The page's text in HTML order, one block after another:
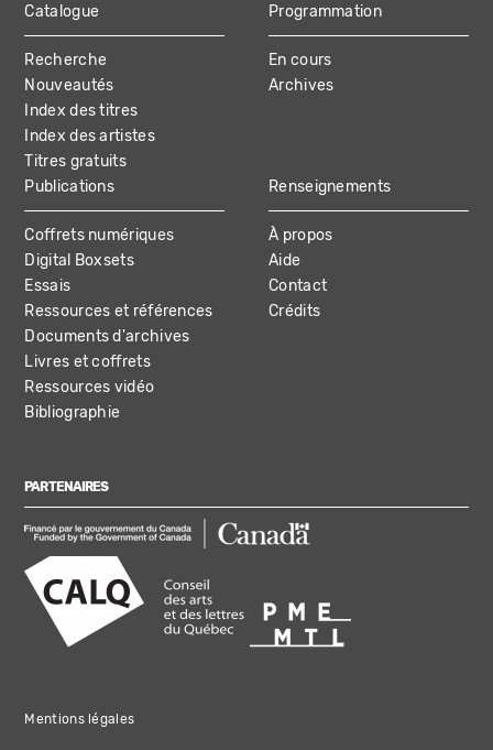
MAIN
NAVIGATION
Catalogue
Recherche
Nouveautés
Index des titres
Index des artistes
Titres gratuits
Programmation
En cours
Archives
Publications
Coffrets numériques
Digital Boxsets
Essais
Ressources et références
Documents d'archives
Livres et coffrets
Ressources vidéo
Bibliographie
Renseignements
À propos
Aide
Contact
Crédits
PARTENAIRES
Mentions légales